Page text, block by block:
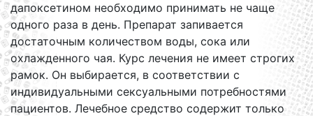
дапоксетином необходимо принимать не чаще
одного раза в день. Препарат запивается
достаточным количеством воды, сока или
охлажденного чая. Курс лечения не имеет строгих
рамок. Он выбирается, в соответствии с
индивидуальными сексуальными потребностями
пациентов. Лечебное средство содержит только